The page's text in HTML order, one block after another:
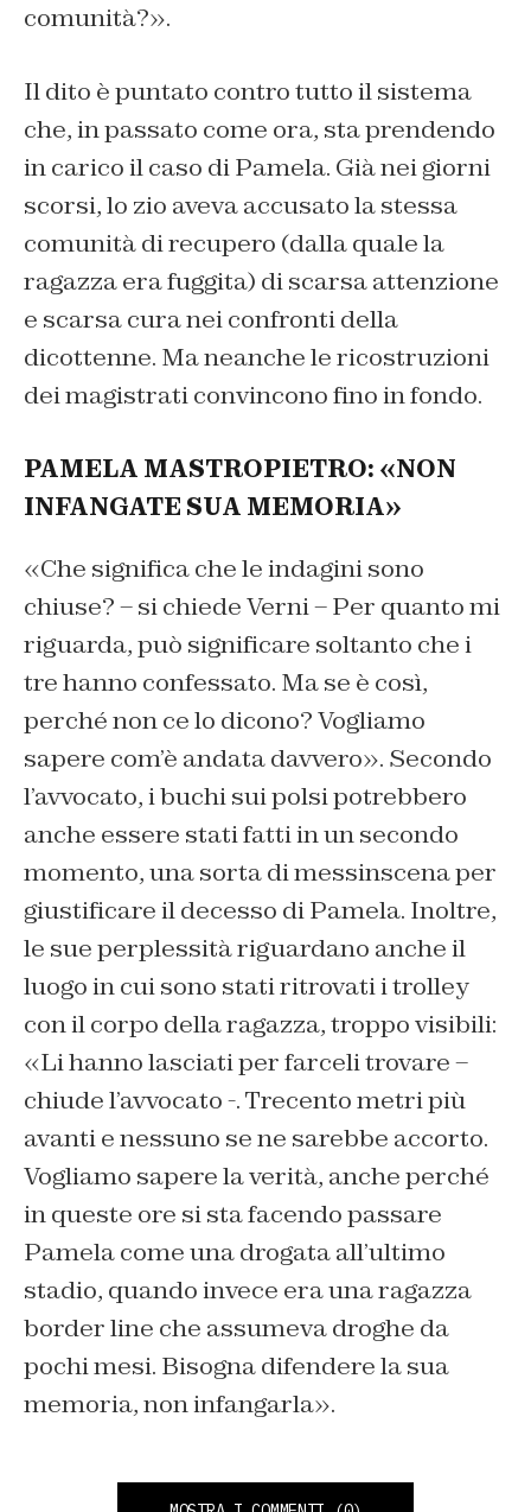
comunità?».
Il dito è puntato contro tutto il sistema
che, in passato come ora, sta prendendo
in carico il caso di Pamela. Già nei giorni
scorsi, lo zio aveva accusato la stessa
comunità di recupero (dalla quale la
ragazza era fuggita) di scarsa attenzione
e scarsa cura nei confronti della
dicottenne. Ma neanche le ricostruzioni
dei magistrati convincono fino in fondo.
PAMELA MASTROPIETRO: «NON
INFANGATE SUA MEMORIA»
«Che significa che le indagini sono
chiuse? – si chiede Verni – Per quanto mi
riguarda, può significare soltanto che i
tre hanno confessato. Ma se è così,
perché non ce lo dicono? Vogliamo
sapere com’è andata davvero». Secondo
l’avvocato, i buchi sui polsi potrebbero
anche essere stati fatti in un secondo
momento, una sorta di messinscena per
giustificare il decesso di Pamela. Inoltre,
le sue perplessità riguardano anche il
luogo in cui sono stati ritrovati i trolley
con il corpo della ragazza, troppo visibili:
«Li hanno lasciati per farceli trovare –
chiude l’avvocato -. Trecento metri più
avanti e nessuno se ne sarebbe accorto.
Vogliamo sapere la verità, anche perché
in queste ore si sta facendo passare
Pamela come una drogata all’ultimo
stadio, quando invece era una ragazza
border line che assumeva droghe da
pochi mesi. Bisogna difendere la sua
memoria, non infangarla».